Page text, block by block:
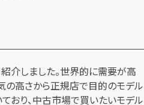
介しました。世界的に需要が高
の高さから正規店で目的のモデル
おり、中古市場で買いたいモデル